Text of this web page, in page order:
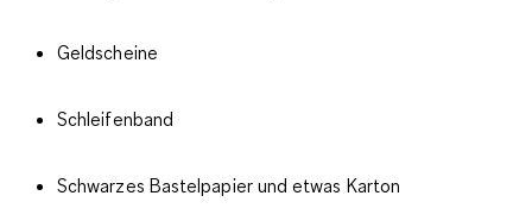
Geldscheine
Schleifenband
Schwarzes Bastelpapier und etwas Karton